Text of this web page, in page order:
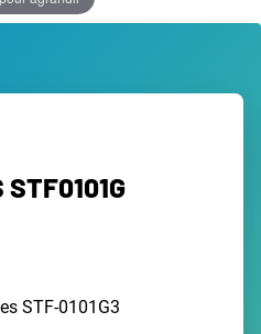
STF0101G
STF-0101G3